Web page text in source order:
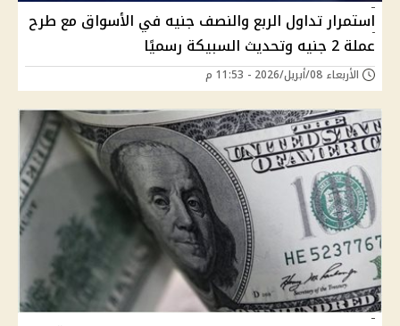
استمرار تداول الربع والنصف جنيه في الأسواق مع طرح
عملة 2 جنيه وتحديث السبيكة رسميًا
الأربعاء 08/أبريل/2026 - 11:53 م